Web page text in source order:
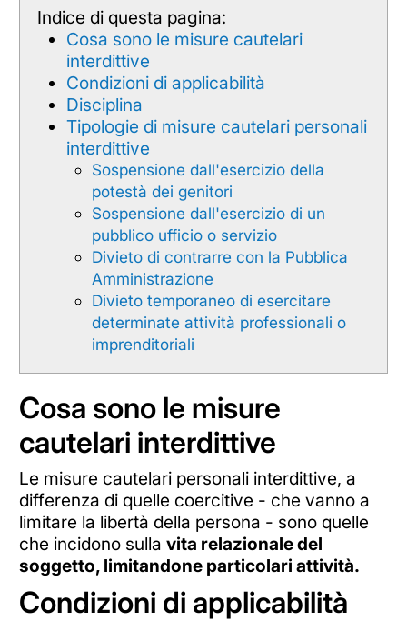
Indice di questa pagina:
Cosa sono le misure cautelari
interdittive
Condizioni di applicabilità
Disciplina
Tipologie di misure cautelari personali
interdittive
Sospensione dall'esercizio della
potestà dei genitori
Sospensione dall'esercizio di un
pubblico ufficio o servizio
Divieto di contrarre con la Pubblica
Amministrazione
Divieto temporaneo di esercitare
determinate attività professionali o
imprenditoriali
Cosa sono le misure
cautelari interdittive
Le misure cautelari personali interdittive, a
differenza di quelle coercitive - che vanno a
limitare la libertà della persona - sono quelle
che incidono sulla vita relazionale del
soggetto, limitandone particolari attività.
Condizioni di applicabilità